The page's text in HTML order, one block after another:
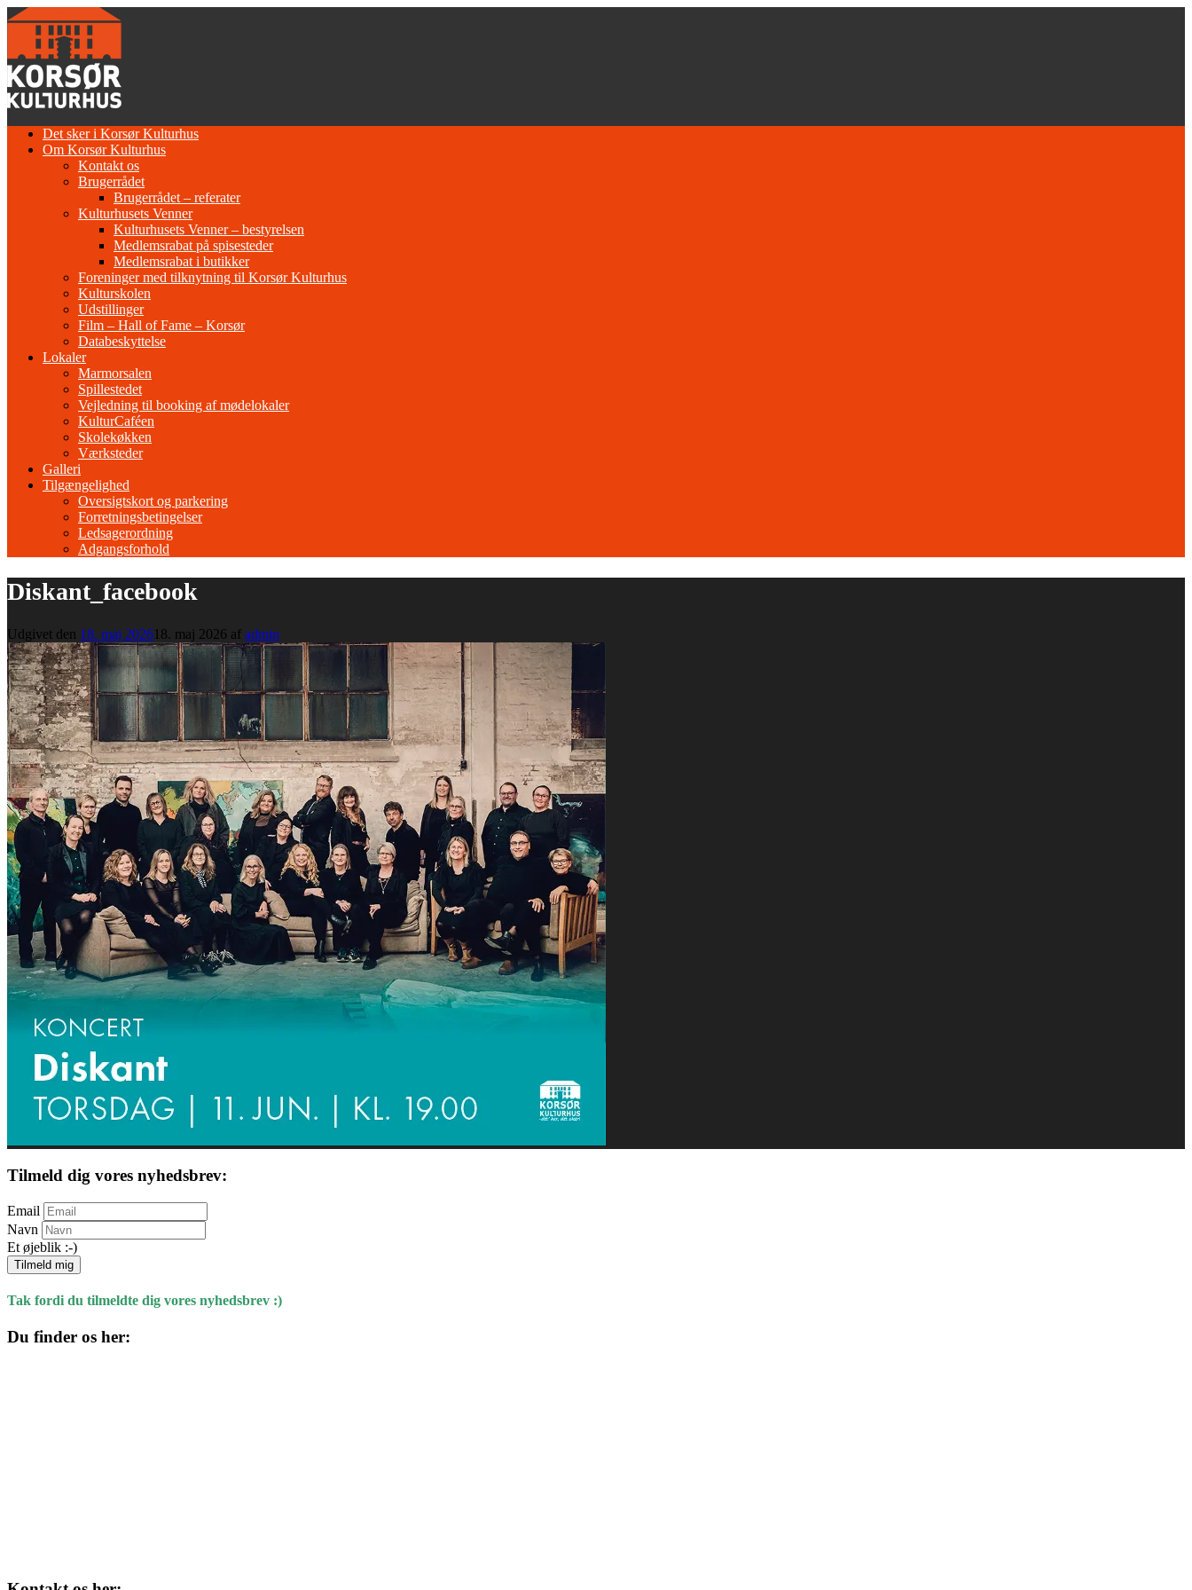
Gå
indhold
Det sker i Korsør Kulturhus
Om Korsør Kulturhus
Kontakt os
Brugerrådet
Brugerrådet – referater
Kulturhusets Venner
Kulturhusets Venner – bestyrelsen
Medlemsrabat på spisesteder
Medlemsrabat i butikker
Foreninger med tilknytning til Korsør Kulturhus
Kulturskolen
Udstillinger
Film – Hall of Fame – Korsør
Databeskyttelse
Lokaler
Marmorsalen
Spillestedet
Vejledning til booking af mødelokaler
KulturCaféen
Skolekøkken
Værksteder
Galleri
Tilgængelighed
Oversigtskort og parkering
Forretningsbetingelser
Ledsagerordning
Adgangsforhold
Diskant_facebook
Udgivet den 18. maj 2026 18. maj 2026 af admin
Tilmeld dig vores nyhedsbrev:
Email
Navn
Et øjeblik :-)
Tilmeld mig
Tak fordi du tilmeldte dig vores nyhedsbrev :)
Du finder os her: